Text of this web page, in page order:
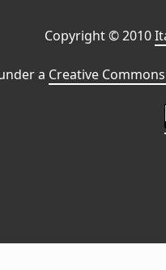
Copyright © 2010
a Creative